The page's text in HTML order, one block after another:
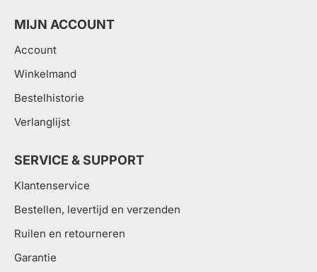
MIJN ACCOUNT
Account
Winkelmand
Bestelhistorie
Verlanglijst
SERVICE & SUPPORT
Klantenservice
Bestellen, levertijd en verzenden
Ruilen en retourneren
Garantie